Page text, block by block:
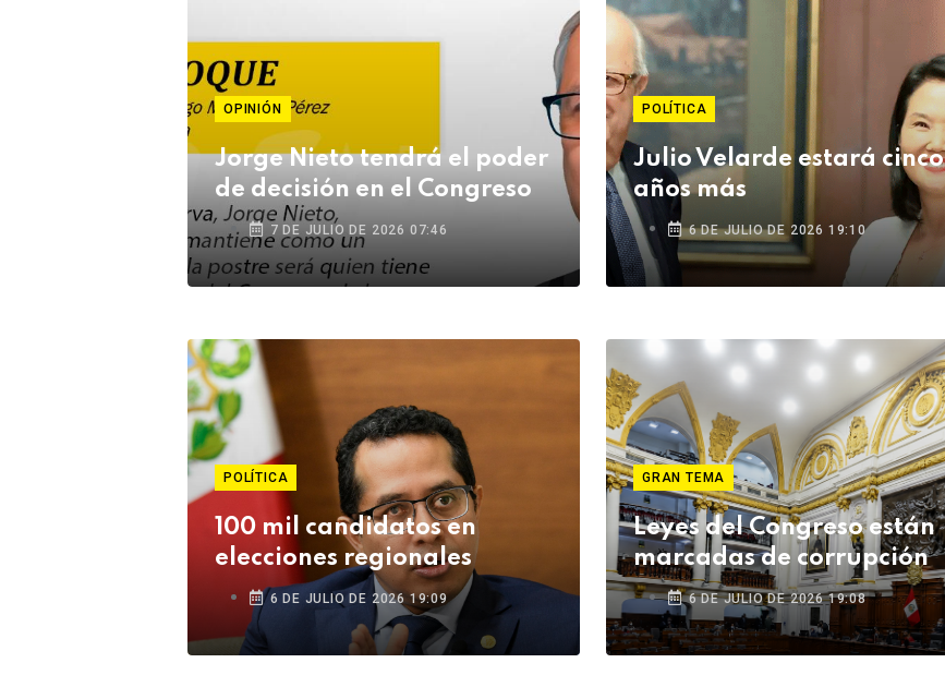
OPINIÓN
Jorge Nieto tendrá el poder
de decisión en el Congreso
7 DE JULIO DE 2026 07:46
POLÍTICA
Julio Velarde estará cinco
años más
6 DE JULIO DE 2026 19:10
POLÍTICA
100 mil candidatos en
elecciones regionales
6 DE JULIO DE 2026 19:09
GRAN TEMA
Leyes del Congreso están
marcadas de corrupción
6 DE JULIO DE 2026 19:08